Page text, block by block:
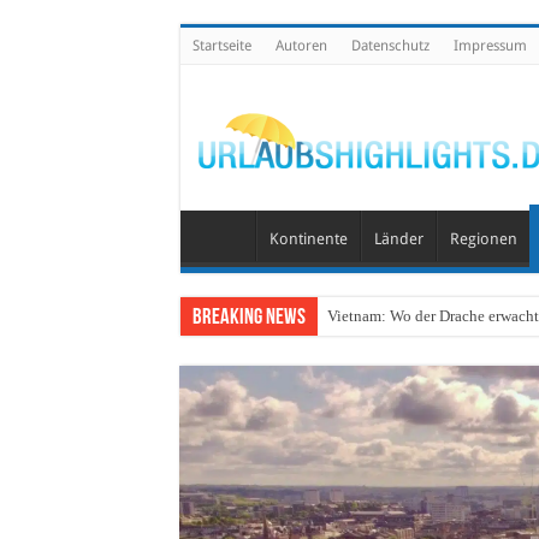
Startseite Autoren Datenschutz Impressum
Kontinente Länder Regionen
Breaking News Vietnam: Wo der Drache
Wo lohnt sich Urlaub auf dem